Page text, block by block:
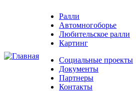
Ралли
Автомногоборье
Любительское ралли
Картинг
Социальные проекты
Документы
Партнеры
Контакты